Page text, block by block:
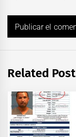
Related Post